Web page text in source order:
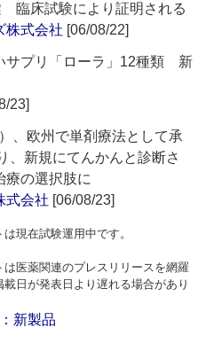
臨床試験により証明される
株式会社 [06/08/22]
サプリ「ローラ」12種類 新
23]
、欧州で単剤療法として承
新規にてんかんと診断さ
療の選択肢に
式会社 [06/08/23]
現在試験運用中です。
医薬関連のプレスリリースを網羅
日が発表日より遅れる場合があり
新製品